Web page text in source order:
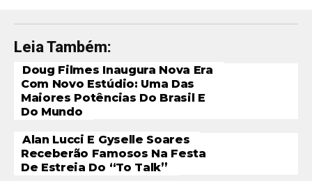
Leia Também:
Doug Filmes Inaugura Nova Era
Com Novo Estúdio: Uma Das
Maiores Potências Do Brasil E
Do Mundo
Alan Lucci E Gyselle Soares
Receberão Famosos Na Festa
De Estreia Do “To Talk”